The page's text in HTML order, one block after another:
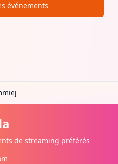
événements
de streaming préférés